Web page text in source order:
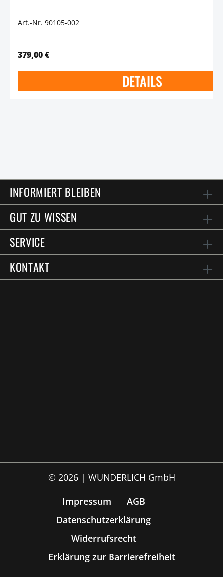
Art.-Nr. 90105-002
379,00 €
DETAILS
INFORMIERT BLEIBEN
GUT ZU WISSEN
SERVICE
KONTAKT
© 2026 | WUNDERLICH GmbH
Impressum
AGB
Datenschutzerklärung
Widerrufsrecht
Erklärung zur Barrierefreiheit